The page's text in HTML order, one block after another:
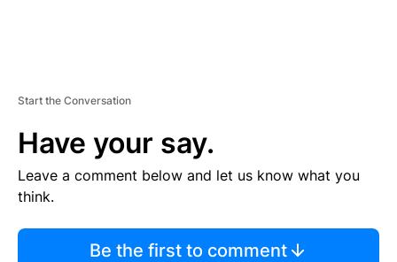
Start the Conversation
Have your say.
Leave a comment below and let us know what you
think.
Be the first to comment